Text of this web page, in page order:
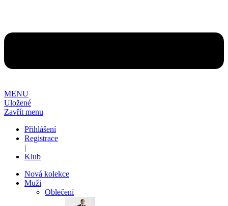
MENU
Uložené
Zavřít menu
Přihlášení
Registrace
|
Klub
Nová kolekce
Muži
Oblečení